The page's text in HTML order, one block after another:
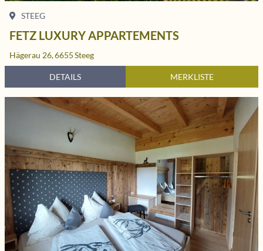
STEEG
FETZ LUXURY APPARTEMENTS
Hägerau 26,6655Steeg
DETAILS MERKLISTE